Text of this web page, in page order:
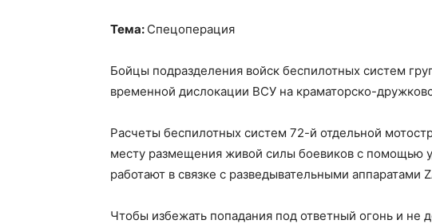
Тема: Спецоперация
Бойцы подразделения войск беспилотных систем
временной дислокации ВСУ на краматорско-
Расчеты беспилотных систем 72-й отдельной
месту размещения живой силы боевиков с помощью
работают в связке с разведывательными аппаратами
Чтобы избежать попадания под ответный огонь и не